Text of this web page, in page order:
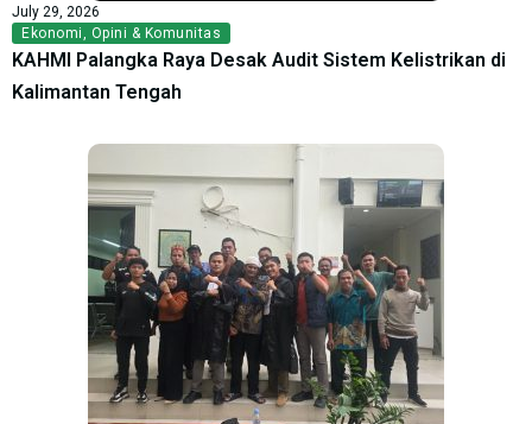
July 29, 2026
Ekonomi, Opini & Komunitas
KAHMI Palangka Raya Desak Audit Sistem Kelistrikan di
Kalimantan Tengah